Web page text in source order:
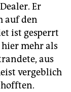
Er
auf den
ist gesperrt
mehr als
aus
vergeblich